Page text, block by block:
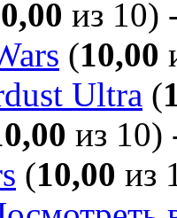
из 10)
(10,00
Ultra (
из 10)
(10,00 из